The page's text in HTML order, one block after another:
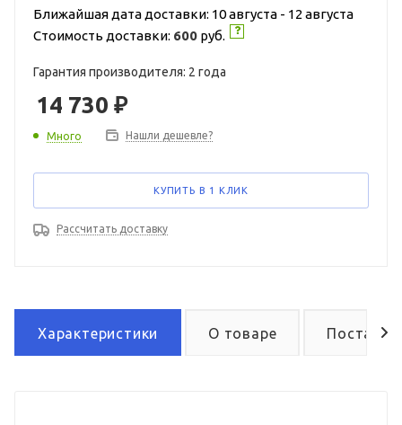
Ближайшая дата доставки: 10 августа - 12 августа
Стоимость доставки: 600 руб.
Гарантия производителя: 2 года
14 730 ₽
Много Нашли дешевле?
КУПИТЬ В 1 КЛИК
Рассчитать доставку
Характеристики О товаре Поставка